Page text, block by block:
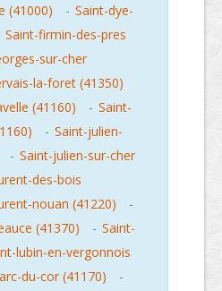
(41000)
- Saint-dye-
Saint-firmin-des-pres
sur-cher
la-foret (41350)
(41160) - Saint-
- Saint-julien-
- Saint-julien-sur-cher
des-bois
nouan (41220)
-
(41370)
- Saint-
lubin-en-vergonnois
du-cor (41170)
-